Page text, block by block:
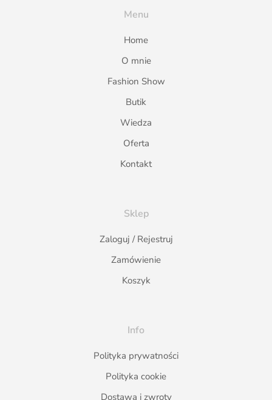
Menu
Home
O mnie
Fashion Show
Butik
Wiedza
Oferta
Kontakt
Sklep
Zaloguj / Rejestruj
Zamówienie
Koszyk
Info
Polityka prywatności
Polityka cookie
Dostawa i zwroty